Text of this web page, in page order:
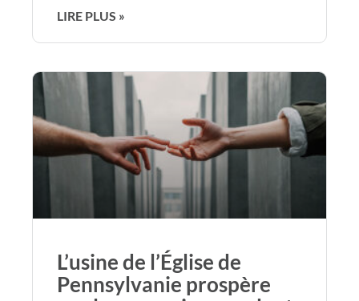
LIRE PLUS »
L’usine de l’Église de
Pennsylvanie prospère